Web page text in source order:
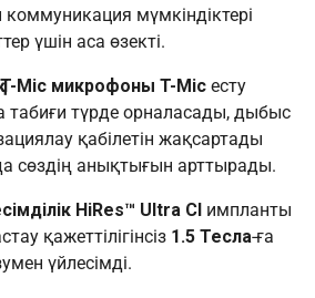
коммуникация мүмкіндіктері
үшін аса өзекті.
T-Mic микрофоны T-Mic есту
табиғи түрде орналасады, дыбыс
қабілетін жақсартады
сөздің анықтығын арттырады.
HiRes™ Ultra CI импланты
қажеттілігінсіз 1.5 Тесла-ға
үйлесімді.